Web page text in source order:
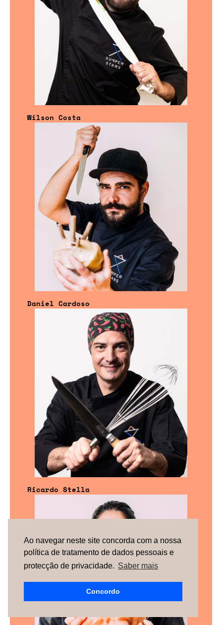
Ao navegar neste site concorda com a nossa
política de tratamento de dados pessoais e
protecção de privacidade. Saber mais
Concordo
Wilson Costa
Daniel Cardoso
Ricardo Stella